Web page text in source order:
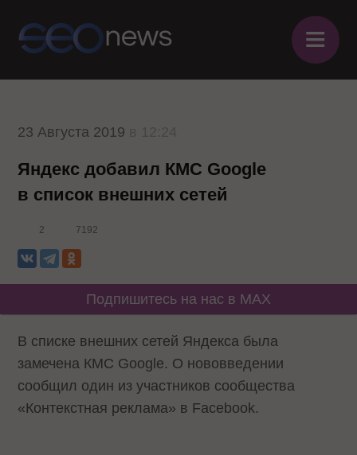
≡
23 Августа 2019
Яндекс добавил КМС Google
в список внешних сетей
2 7192
Подпишитесь на нас в MAX
В списке внешних сетей Яндекса была
замечена КМС Google. О нововведении
сообщил один из участников сообщества
«Контекстная реклама» в Facebook.